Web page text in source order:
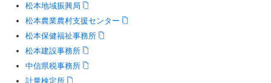
松本地域振興局
松本農業農村支援センター
松本保健福祉事務所
松本建設事務所
中信県税事務所
計量検定所